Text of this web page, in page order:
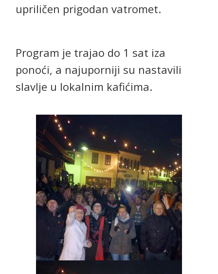
upriličen prigodan vatromet.
Program je trajao do 1 sat iza
ponoći, a najuporniji su nastavili
slavlje u lokalnim kafićima.